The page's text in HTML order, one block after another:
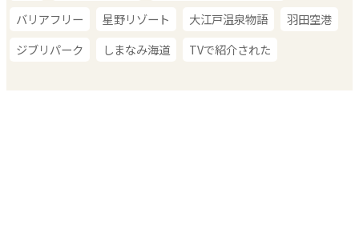
バリアフリー
星野リゾート 大江戸温泉物語
羽田空港
ジブリパーク
しまなみ海道 TVで紹介された